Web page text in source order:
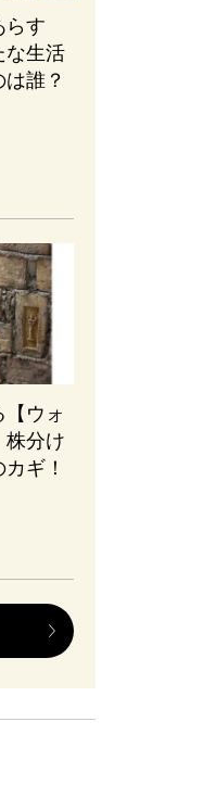
らす
な生活
誰？
ウォ
株分け
ギ！